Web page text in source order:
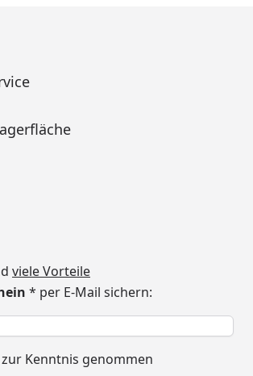
viele Vorteile
* per E-Mail sichern:
zur Kenntnis genommen